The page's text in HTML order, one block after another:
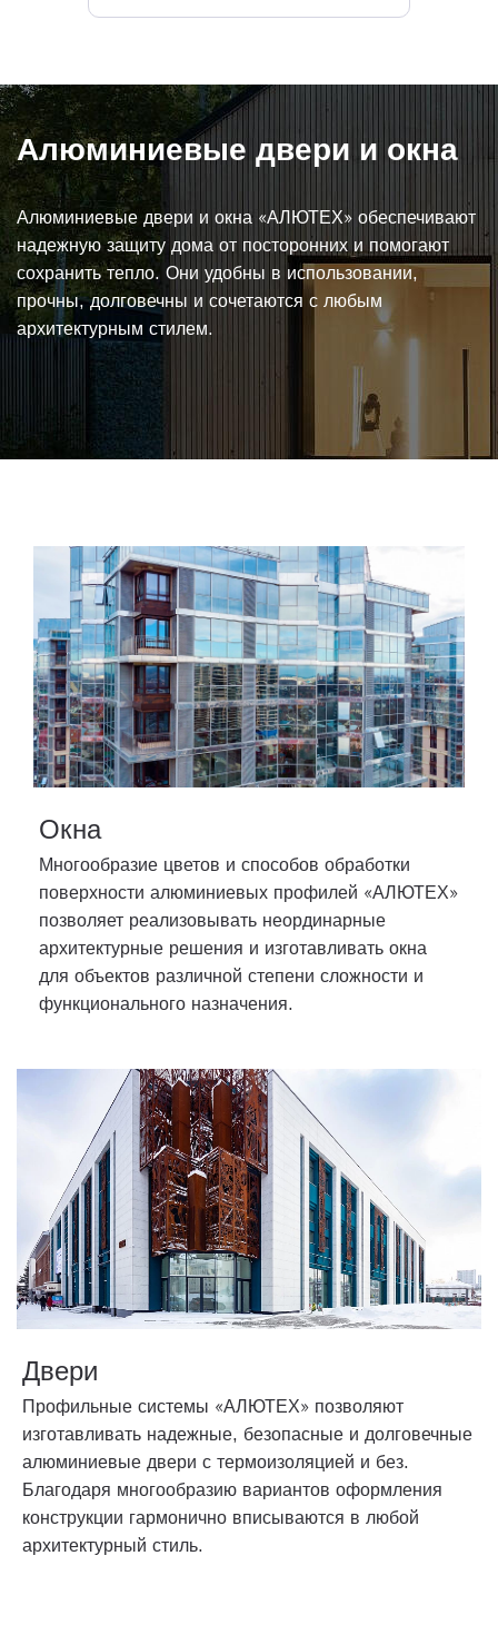
Алюминиевые двери и окна
Алюминиевые двери и окна «АЛЮТЕХ» обеспечивают
надежную защиту дома от посторонних и помогают
сохранить тепло. Они удобны в использовании,
прочны, долговечны и сочетаются с любым
архитектурным стилем.
Окна
Многообразие цветов и способов обработки
поверхности алюминиевых профилей «АЛЮТЕХ»
позволяет реализовывать неординарные
архитектурные решения и изготавливать окна
для объектов различной степени сложности и
функционального назначения.
Двери
Профильные системы «АЛЮТЕХ» позволяют
изготавливать надежные, безопасные и долговечные
алюминиевые двери с термоизоляцией и без.
Благодаря многообразию вариантов оформления
конструкции гармонично вписываются в любой
архитектурный стиль.